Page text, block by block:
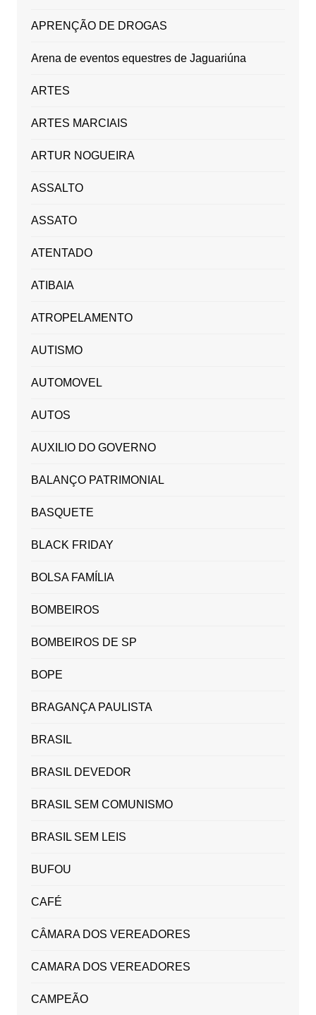
APRENÇÃO DE DROGAS
Arena de eventos equestres de Jaguariúna
ARTES
ARTES MARCIAIS
ARTUR NOGUEIRA
ASSALTO
ASSATO
ATENTADO
ATIBAIA
ATROPELAMENTO
AUTISMO
AUTOMOVEL
AUTOS
AUXILIO DO GOVERNO
BALANÇO PATRIMONIAL
BASQUETE
BLACK FRIDAY
BOLSA FAMÍLIA
BOMBEIROS
BOMBEIROS DE SP
BOPE
BRAGANÇA PAULISTA
BRASIL
BRASIL DEVEDOR
BRASIL SEM COMUNISMO
BRASIL SEM LEIS
BUFOU
CAFÉ
CÂMARA DOS VEREADORES
CAMARA DOS VEREADORES
CAMPEÃO